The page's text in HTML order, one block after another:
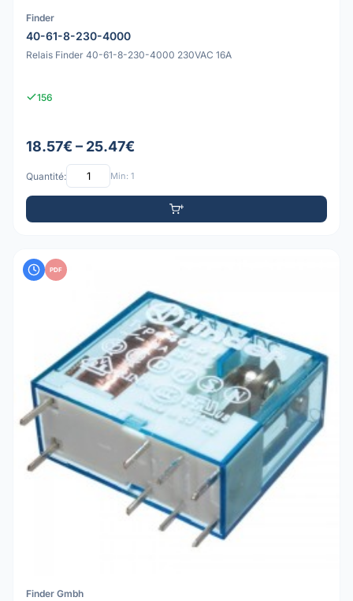
Finder
40-61-8-230-4000
Relais Finder 40-61-8-230-4000 230VAC 16A
156
18.57€ – 25.47€
Quantité: Min: 1
PDF
Finder Gmbh